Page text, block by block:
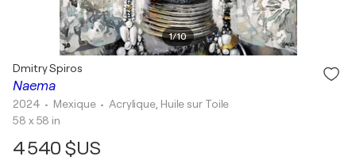
1/10
Naema
Dmitry Spiros
2024 • Mexique • Acrylique, Huile sur Toile
58 x 58 in
4 540 $US